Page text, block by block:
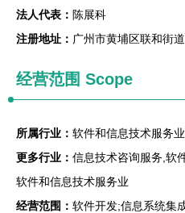
法人代表： 陈展科
注册地址： 广州市黄埔区联和街
经营范围 Scope
所属行业： 软件和信息技术服务业
更多行业： 信息技术咨询服务,软
软件和信息技术服务业
经营范围： 软件开发;信息系统集